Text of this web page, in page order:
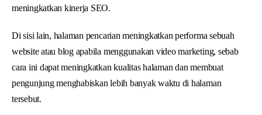
meningkatkan kinerja SEO.
Di sisi lain, halaman pencarian meningkatkan performa sebuah
website atau blog apabila menggunakan video marketing, sebab
cara ini dapat meningkatkan kualitas halaman dan membuat
pengunjung menghabiskan lebih banyak waktu di halaman
tersebut.